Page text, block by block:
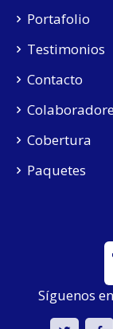
Portafolio
Testimonios
Contacto
Cobertura
Paquetes
Síguenos